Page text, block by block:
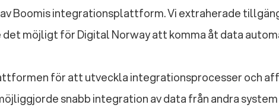
Boomis integrationsplattform. Vi extraherade
det möjligt för Digital Norway att komma åt data
för att utveckla integrationsprocesser och
snabb integration av data från andra system